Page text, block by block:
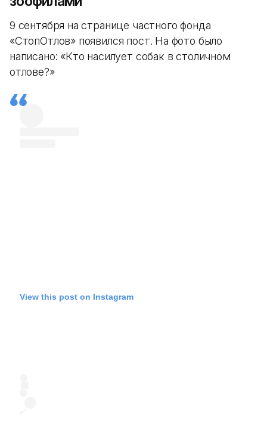
9 сентября на странице частного фонда
«СтопОтлов» появился пост. На фото было
написано: «Кто насилует собак в столичном
отлове?»
View this post on Instagram